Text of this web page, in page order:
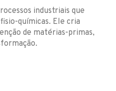
industriais que
químicas. Ele cria
de matérias-primas,